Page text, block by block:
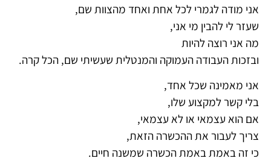
אני מודה לגמרי לכל אחת ואחד מהצוות שם,
שעזר לי להבין מי אני,
מה אני רוצה להיות
ובזכות העבודה העמוקה והמנטלית שעשיתי שם, הכל קרה.
אני מאמינה שכל אחד,
בלי קשר למקצוע שלו,
אם הוא עצמאי או לא עצמאי,
צריך לעבור את ההכשרה הזאת,
כי זה באמת באמת הכשרה שמשנה חיים.